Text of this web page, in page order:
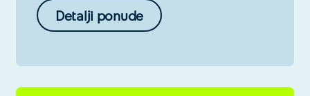
Detalji ponude